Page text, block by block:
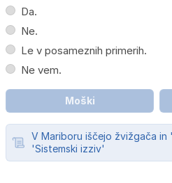
Da.
Ne.
Le v posameznih primerih.
Ne vem.
Moški
V Mariboru iščejo žvižgača
'Sistemski izziv'